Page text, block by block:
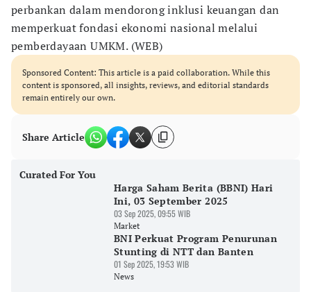
perbankan dalam mendorong inklusi keuangan dan
memperkuat fondasi ekonomi nasional melalui
pemberdayaan UMKM. (WEB)
Sponsored Content: This article is a paid collaboration. While this
content is sponsored, all insights, reviews, and editorial standards
remain entirely our own.
Share Article
Curated For You
Harga Saham Berita (BBNI) Hari
Ini, 03 September 2025
03 Sep 2025, 09:55 WIB
Market
BNI Perkuat Program Penurunan
Stunting di NTT dan Banten
01 Sep 2025, 19:53 WIB
News